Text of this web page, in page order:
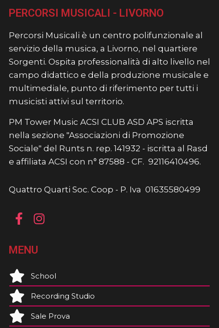
PERCORSI MUSICALI - LIVORNO
Percorsi Musicali è un centro polifunzionale al
servizio della musica, a Livorno, nel quartiere
Sorgenti. Ospita professionalità di alto livello nel
campo didattico e della produzione musicale e
multimediale, punto di riferimento per tutti i
musicisti attivi sul territorio.
PM Tower Music ACSI CLUB ASD APS iscritta
nella sezione "Associazioni di Promozione
Sociale" del Runts n. rep. 141932 - iscritta al Rasd
e affiliata ACSI con n° 87588 - CF. 92116410496.
Quattro Quarti Soc. Coop - P. Iva 01635580499
MENU
School
Recording Studio
Sale Prova